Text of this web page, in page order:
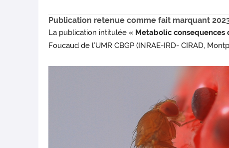
Publication retenue comme fait marquant
La publication intitulée « Metabolic
Foucaud de l’UMR CBGP (INRAE-IRD- CIRAD,